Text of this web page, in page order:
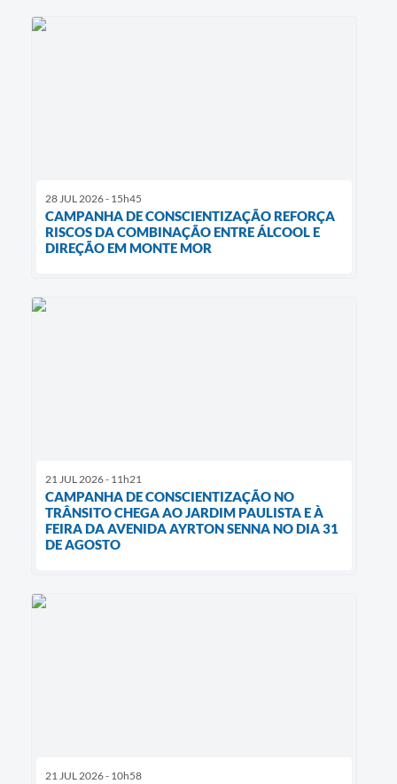
28 JUL 2026 - 15h45
CAMPANHA DE CONSCIENTIZAÇÃO REFORÇA
RISCOS DA COMBINAÇÃO ENTRE ÁLCOOL E
DIREÇÃO EM MONTE MOR
21 JUL 2026 - 11h21
CAMPANHA DE CONSCIENTIZAÇÃO NO
TRÂNSITO CHEGA AO JARDIM PAULISTA E À
FEIRA DA AVENIDA AYRTON SENNA NO DIA 31
DE AGOSTO
21 JUL 2026 - 10h58